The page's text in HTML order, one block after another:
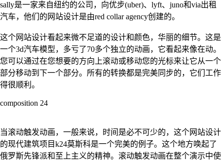
sally是一家来自纽约的公司，向优步(uber)、lyft、juno和via出租
汽车，他们的网站设计是由red collar agency创建的。
这个网站设计看起来微不足道的设计和颜色，华丽的细节。这是
一个3d汽车模型，多亏了70多个独立的动画，它看起来像在动。
您可以通过在您想要的方向上滚动或移动您的光标来让它从一个
部分移动到下一个部分。所有的转换都是完美同步的，它们工作
得很顺利。
composition 24
当滚动触发动画，一般来说，时间是必不可少的，这个网站设计
的现代建筑项目k24莫斯科是一个完美的例子。这个地方唤起了
俄罗斯先锋派和至上主义的精神。滚动触发动画在整个演示中使